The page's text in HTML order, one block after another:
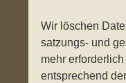
Wir löschen
satzungs- und
mehr
entsprechend